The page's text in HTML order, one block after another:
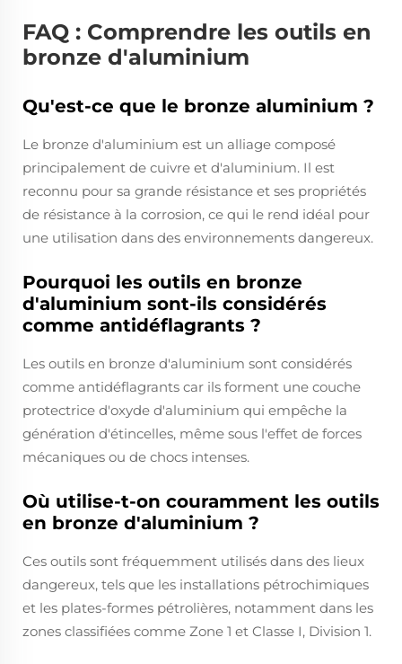
FAQ : Comprendre les outils en
bronze d'aluminium
Qu'est-ce que le bronze aluminium ?
Le bronze d'aluminium est un alliage composé
principalement de cuivre et d'aluminium. Il est
reconnu pour sa grande résistance et ses propriétés
de résistance à la corrosion, ce qui le rend idéal pour
une utilisation dans des environnements dangereux.
Pourquoi les outils en bronze
d'aluminium sont-ils considérés
comme antidéflagrants ?
Les outils en bronze d'aluminium sont considérés
comme antidéflagrants car ils forment une couche
protectrice d'oxyde d'aluminium qui empêche la
génération d'étincelles, même sous l'effet de forces
mécaniques ou de chocs intenses.
Où utilise-t-on couramment les outils
en bronze d'aluminium ?
Ces outils sont fréquemment utilisés dans des lieux
dangereux, tels que les installations pétrochimiques
et les plates-formes pétrolières, notamment dans les
zones classifiées comme Zone 1 et Classe I, Division 1.